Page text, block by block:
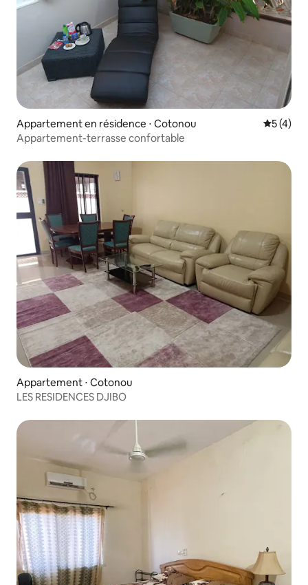
Appartement en résidence ⋅ Cotonou
5 (4)
Appartement-terrasse confortable
Appartement ⋅ Cotonou
LES RESIDENCES DJIBO